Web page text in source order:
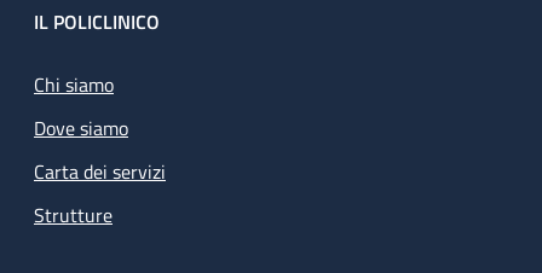
Footer
IL POLICLINICO
Chi siamo
Dove siamo
Carta dei servizi
Strutture